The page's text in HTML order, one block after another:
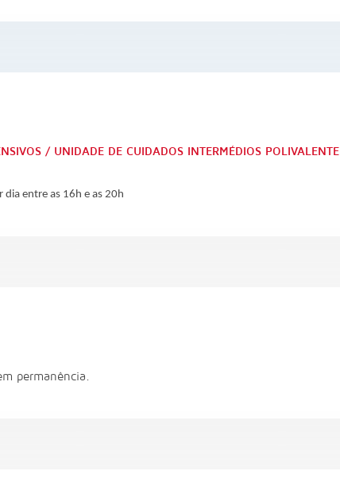
/ UNIDADE DE CUIDADOS INTERMÉDIOS POLIVALENTE
entre as 16h e as 20h
permanência.